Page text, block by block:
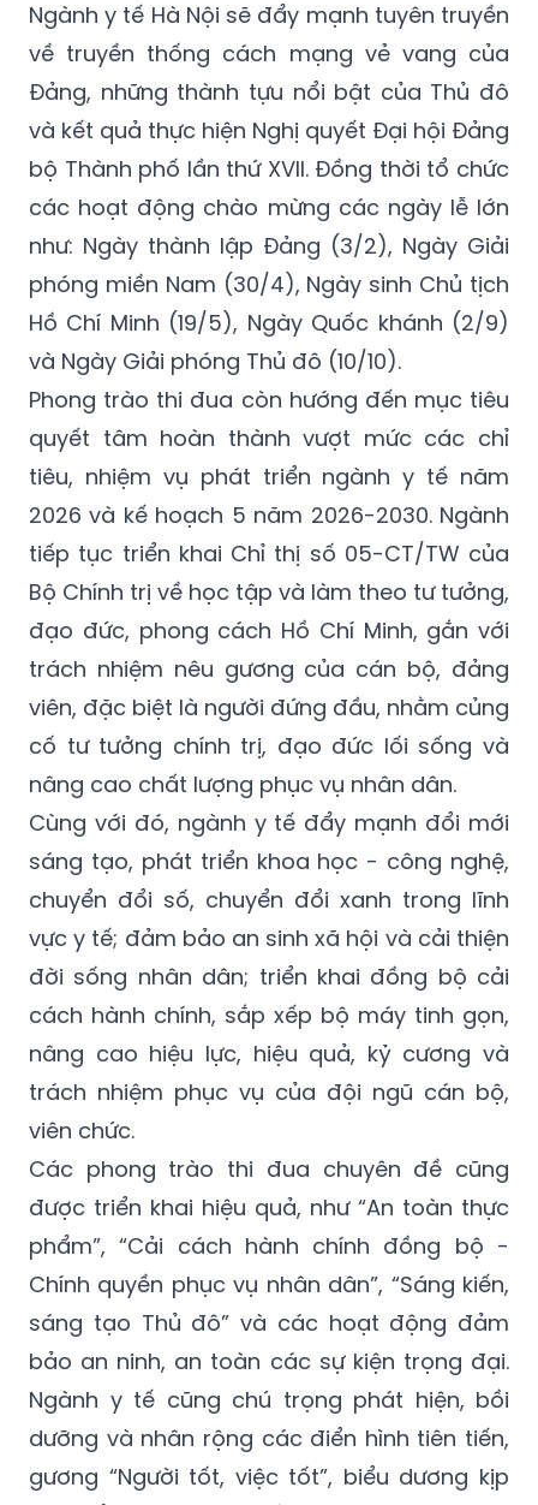
dung trọng tâm cho phong trào thi đua
năm 2026.
Ngành y tế Hà Nội sẽ đẩy mạnh tuyên truyền
về truyền thống cách mạng vẻ vang của
Đảng, những thành tựu nổi bật của Thủ đô
và kết quả thực hiện Nghị quyết Đại hội Đảng
bộ Thành phố lần thứ XVII. Đồng thời tổ chức
các hoạt động chào mừng các ngày lễ lớn
như: Ngày thành lập Đảng (3/2), Ngày Giải
phóng miền Nam (30/4), Ngày sinh Chủ tịch
Hồ Chí Minh (19/5), Ngày Quốc khánh (2/9)
và Ngày Giải phóng Thủ đô (10/10).
Phong trào thi đua còn hướng đến mục tiêu
quyết tâm hoàn thành vượt mức các chỉ
tiêu, nhiệm vụ phát triển ngành y tế năm
2026 và kế hoạch 5 năm 2026-2030. Ngành
tiếp tục triển khai Chỉ thị số 05-CT/TW của
Bộ Chính trị về học tập và làm theo tư tưởng,
đạo đức, phong cách Hồ Chí Minh, gắn với
trách nhiệm nêu gương của cán bộ, đảng
viên, đặc biệt là người đứng đầu, nhằm củng
cố tư tưởng chính trị, đạo đức lối sống và
nâng cao chất lượng phục vụ nhân dân.
Cùng với đó, ngành y tế đẩy mạnh đổi mới
sáng tạo, phát triển khoa học - công nghệ,
chuyển đổi số, chuyển đổi xanh trong lĩnh
vực y tế; đảm bảo an sinh xã hội và cải thiện
đời sống nhân dân; triển khai đồng bộ cải
cách hành chính, sắp xếp bộ máy tinh gọn,
nâng cao hiệu lực, hiệu quả, kỷ cương và
trách nhiệm phục vụ của đội ngũ cán bộ,
viên chức.
Các phong trào thi đua chuyên đề cũng
được triển khai hiệu quả, như “An toàn thực
phẩm”, “Cải cách hành chính đồng bộ -
Chính quyền phục vụ nhân dân”, “Sáng kiến,
sáng tạo Thủ đô” và các hoạt động đảm
bảo an ninh, an toàn các sự kiện trọng đại.
Ngành y tế cũng chú trọng phát hiện, bồi